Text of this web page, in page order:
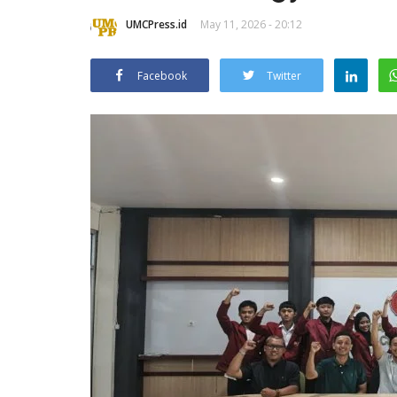
UMCPress.id May 11, 2026 - 20:12
Facebook Twitter